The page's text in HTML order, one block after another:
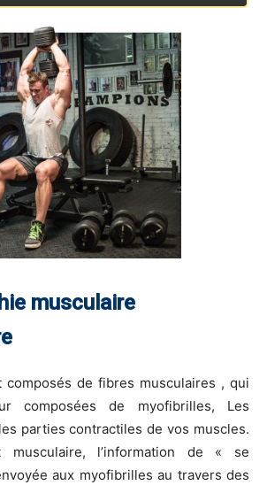
musculaire
composés de fibres musculaires , qui
composées de myofibrilles, Les
parties contractiles de vos muscles.
musculaire, l’information de « se
aux myofibrilles au travers des